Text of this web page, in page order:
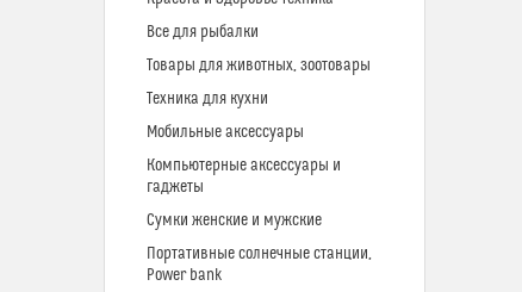
Все для рыбалки
Товары для животных, зоотовары
Техника для кухни
Мобильные аксессуары
Компьютерные аксессуары и
гаджеты
Сумки женские и мужские
Портативные солнечные станции,
Power bank